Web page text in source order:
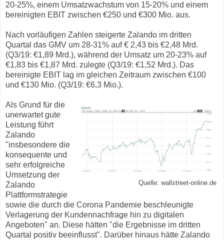
20-25%, einem Umsatzwachstum von 15-20% und einem
bereinigten EBIT zwischen €250 und €300 Mio. aus.
Nach vorläufigen Zahlen steigerte Zalando im dritten
Quartal das GMV um 28-31% auf € 2,43 bis €2,48 Mrd.
(Q3/19: €1,89 Mrd.), während der Umsatz um 20-23% auf
€1,83 bis €1,87 Mrd. zulegte (Q3/19: €1,52 Mrd.). Das
bereinigte EBIT lag im gleichen Zeitraum zwischen €100
und €130 Mio. (Q3/19: €6,3 Mio.).
Quelle: wallstreet-online.de
Als Grund für die
unerwartet gute
Leistung führt
Zalando
"insbesondere die
konsequente und
sehr erfolgreiche
Umsetzung der
Zalando
Plattformstrategie
sowie die durch die Corona Pandemie beschleunigte
Verlagerung der Kundennachfrage hin zu digitalen
Angeboten" an. Diese hätten "die Ergebnisse im dritten
Quartal positiv beeinflusst". Darüber hinaus hätte Zalando